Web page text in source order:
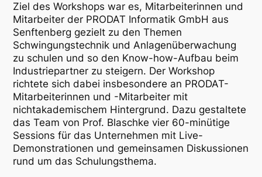
Ziel des Workshops war es, Mitarbeiterinnen und
Mitarbeiter der PRODAT Informatik GmbH aus
Senftenberg gezielt zu den Themen
Schwingungstechnik und Anlagenüberwachung
zu schulen und so den Know-how-Aufbau beim
Industriepartner zu steigern. Der Workshop
richtete sich dabei insbesondere an PRODAT-
Mitarbeiterinnen und -Mitarbeiter mit
nichtakademischem Hintergrund. Dazu gestaltete
das Team von Prof. Blaschke vier 60-minütige
Sessions für das Unternehmen mit Live-
Demonstrationen und gemeinsamen Diskussionen
rund um das Schulungsthema.